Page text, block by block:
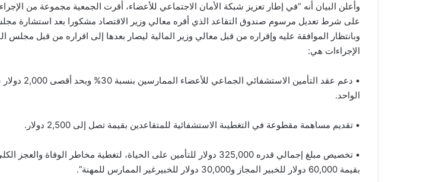
وأعلن البيان أنه “في إطار تعزيز شبكة الأمان الاجتماعي للأعضاء، أقرت الجمعية مجموعة من
على شرط تعديل مرسوم صندوق التقاعد الذي أقره معالي وزير الاقتصاد مشكورا بعد استشارة
وبانتظار الموافقة عليه وإقراره من قبل معالي وزير المالية ليصار بعدها إلى اقراره من قبل مجلس
الإجراءات هي:
• دعم عقد التأمين الاستشفائي
الواحد.
• تقديم مساهمة مقطوعة في التغطيىة الاستشفائية للمتقاعدين بقيمة تصل إلى 2,500 دولار.
• تخصيص مبلغ إجمالي قدره 325,000 دولار للتأمين على الحياة، لتغطية مخاطر الوفاة
بقيمة 60,000 دولار للخبير المجاز و30,000 دولار للخبيرغير الممارس للمهنة”.